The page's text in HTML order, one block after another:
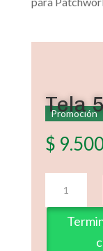
Promoción
Tela
$
3
cantidad